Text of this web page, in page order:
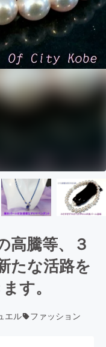
高騰等、３
たな活路を
す。
エル ファッション